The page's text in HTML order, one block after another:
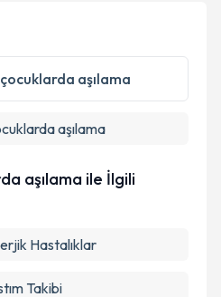
işlenmesine ilişkin
kişisel verilerimin belirtilen
aşılama
aşılama
aşılama ile İlgili
Hastalıklar
Takibi